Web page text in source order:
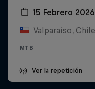
15 Febrero 2026
Valparaíso, Chile
MTB
Ver la repetición